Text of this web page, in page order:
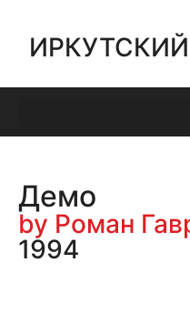
Демо
by Роман
1994